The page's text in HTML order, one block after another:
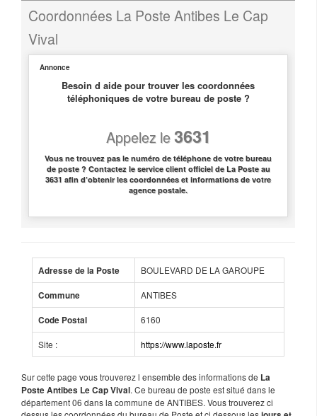
Coordonnées La Poste Antibes Le Cap
Vival
Annonce
Besoin d aide pour trouver les coordonnées
téléphoniques de votre bureau de poste ?
Appelez le3631
Vous ne trouvez pas le numéro de téléphone de votre bureau
de poste ? Contactez le service client officiel de La Poste au
3631 afin d’obtenir les coordonnées et informations de votre
agence postale.
Adresse de la Poste BOULEVARD DE LA GAROUPE
Commune ANTIBES
Code Postal 6160
Site : https://www.laposte.fr
Sur cette page vous trouverez l ensemble des informations de La
Poste Antibes Le Cap Vival. Ce bureau de poste est situé dans le
département 06 dans la commune de ANTIBES. Vous trouverez ci